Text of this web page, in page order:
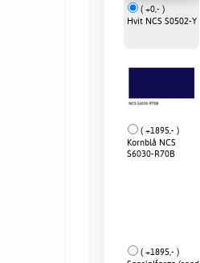
( +0,- )
Hvit NCS S0502-Y
( +1895,- )
Kornblå NCS
S6030-R70B
( +1895,- )